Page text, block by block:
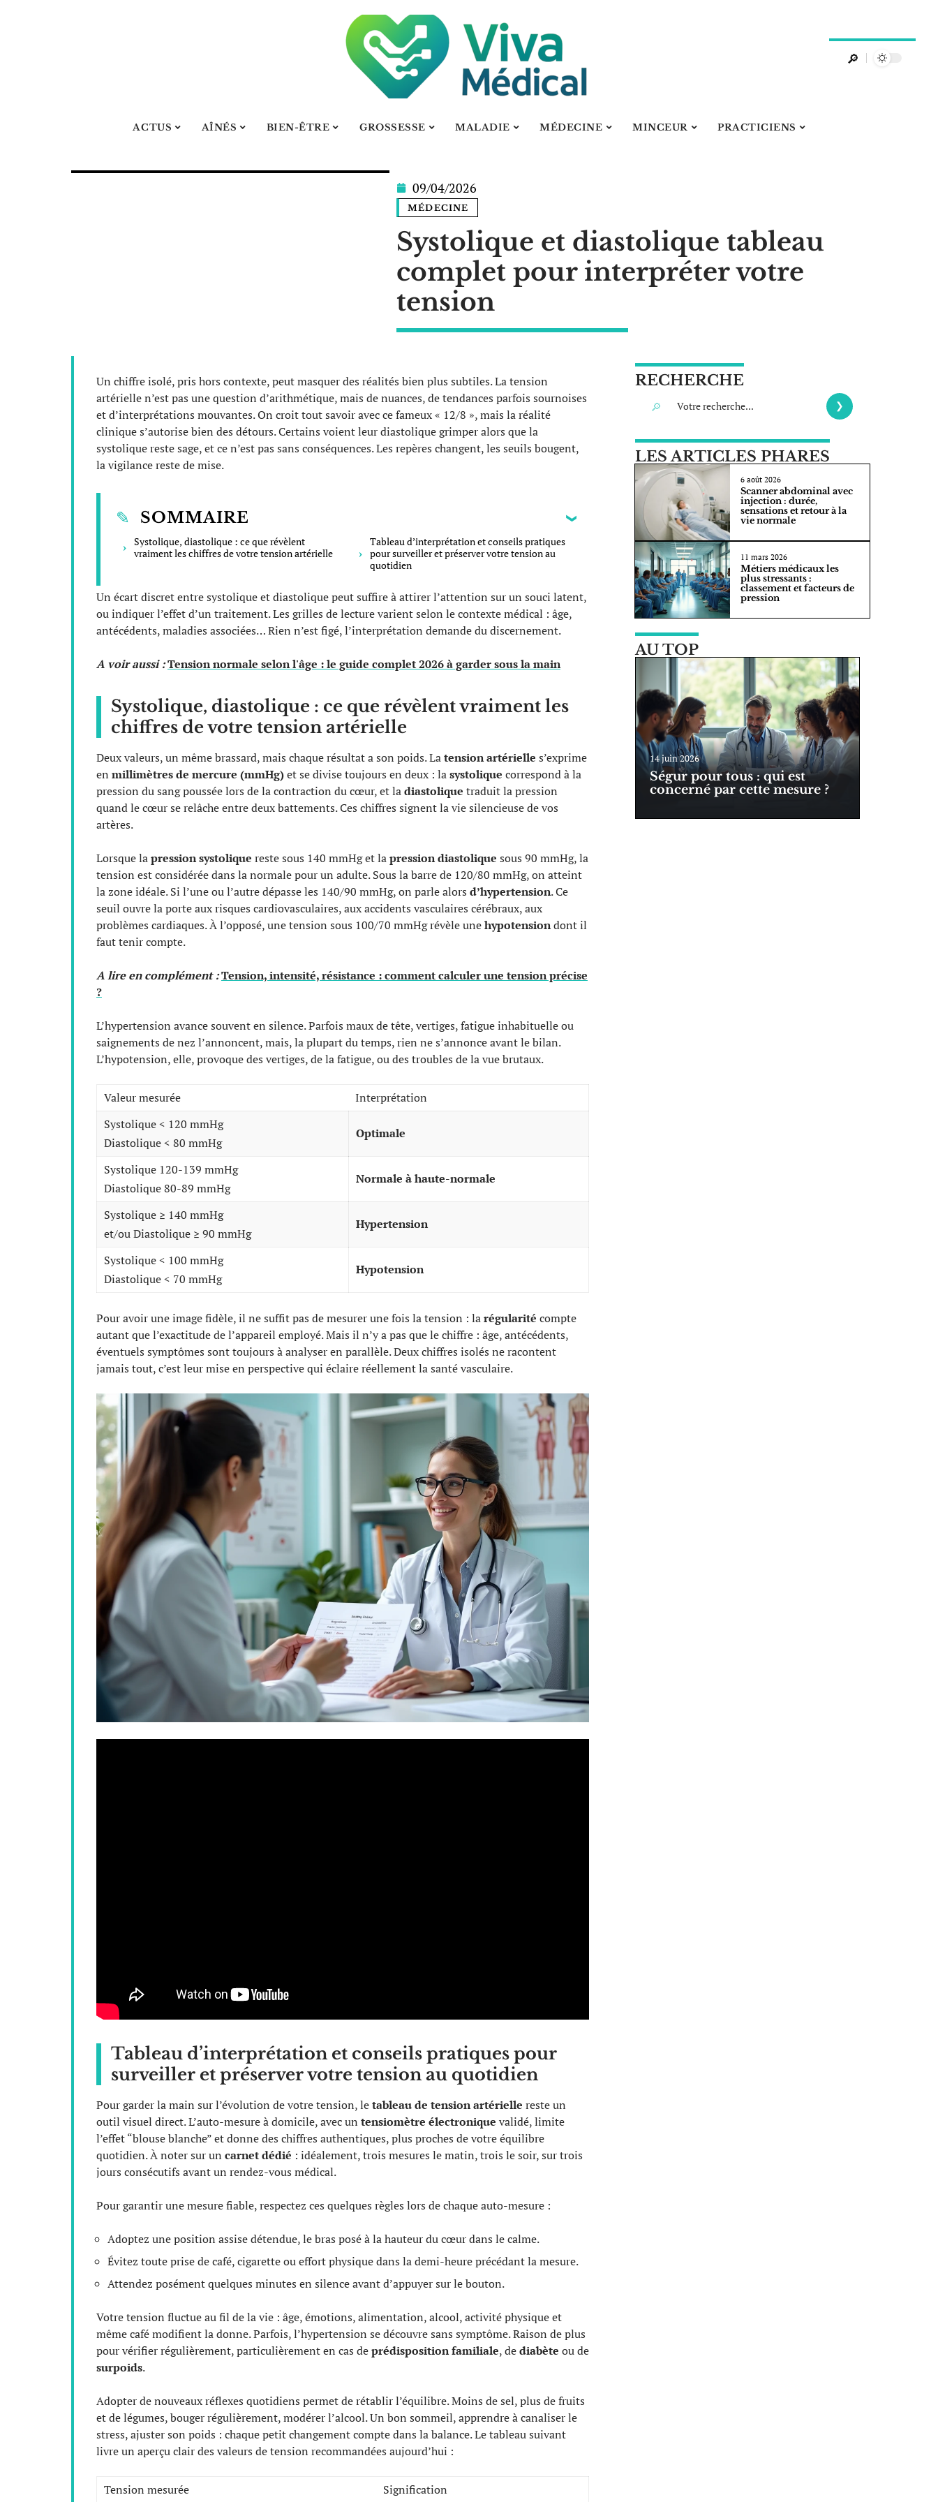
ACTUS AÎNÉS BIEN-ÊTRE GROSSESSE MALADIE MÉDECINE MINCEUR PRACTICIENS
09/04/2026
MÉDECINE
Systolique et diastolique tableau
complet pour interpréter votre
tension
Un chiffre isolé, pris hors contexte, peut masquer des réalités bien plus subtiles. La tension
artérielle n’est pas une question d’arithmétique, mais de nuances, de tendances parfois sournoises
et d’interprétations mouvantes. On croit tout savoir avec ce fameux « 12/8 », mais la réalité
clinique s’autorise bien des détours. Certains voient leur diastolique grimper alors que la
systolique reste sage, et ce n’est pas sans conséquences. Les repères changent, les seuils bougent,
la vigilance reste de mise.
SOMMAIRE
Systolique, diastolique : ce que révèlent
vraiment les chiffres de votre tension artérielle
Tableau d’interprétation et conseils pratiques
pour surveiller et préserver votre tension au
quotidien
Un écart discret entre systolique et diastolique peut suffire à attirer l’attention sur un souci latent,
ou indiquer l’effet d’un traitement. Les grilles de lecture varient selon le contexte médical : âge,
antécédents, maladies associées… Rien n’est figé, l’interprétation demande du discernement.
A voir aussi :Tension normale selon l'âge : le guide complet 2026 à garder sous la main
Systolique, diastolique : ce que révèlent vraiment les
chiffres de votre tension artérielle
Deux valeurs, un même brassard, mais chaque résultat a son poids. Latension artérielle s’exprime
en millimètres de mercure (mmHg)et se divise toujours en deux : lasystolique correspond à la
pression du sang poussée lors de la contraction du cœur, et ladiastolique traduit la pression
quand le cœur se relâche entre deux battements. Ces chiffres signent la vie silencieuse de vos
artères.
Lorsque lapression systolique reste sous 140 mmHg et lapression diastolique sous 90 mmHg, la
tension est considérée dans la normale pour un adulte. Sous la barre de 120/80 mmHg, on atteint
la zone idéale. Si l’une ou l’autre dépasse les 140/90 mmHg, on parle alors d’hypertension. Ce
seuil ouvre la porte aux risques cardiovasculaires, aux accidents vasculaires cérébraux, aux
problèmes cardiaques. À l’opposé, une tension sous 100/70 mmHg révèle unehypotensiondont il
faut tenir compte.
A lire en complément :Tension, intensité, résistance : comment calculer une tension précise
?
L’hypertension avance souvent en silence. Parfois maux de tête, vertiges, fatigue inhabituelle ou
saignements de nez l’annoncent, mais, la plupart du temps, rien ne s’annonce avant le bilan.
L’hypotension, elle, provoque des vertiges, de la fatigue, ou des troubles de la vue brutaux.
Valeur mesurée
Interprétation
Systolique < 120 mmHg
Diastolique < 80 mmHg
Optimale
Systolique 120-139 mmHg
Diastolique 80-89 mmHg
Normale à haute-normale
Systolique ≥ 140 mmHg
et/ou Diastolique ≥ 90 mmHg
Hypertension
Systolique < 100 mmHg
Diastolique < 70 mmHg
Hypotension
Pour avoir une image fidèle, il ne suffit pas de mesurer une fois la tension : larégularité compte
autant que l’exactitude de l’appareil employé. Mais il n’y a pas que le chiffre : âge, antécédents,
éventuels symptômes sont toujours à analyser en parallèle. Deux chiffres isolés ne racontent
jamais tout, c’est leur mise en perspective qui éclaire réellement la santé vasculaire.
Tableau d’interprétation et conseils pratiques pour
surveiller et préserver votre tension au quotidien
Pour garder la main sur l’évolution de votre tension, letableau de tension artérielle reste un
outil visuel direct. L’auto-mesure à domicile, avec un tensiomètre électronique validé, limite
l’effet “blouse blanche” et donne des chiffres authentiques, plus proches de votre équilibre
quotidien. À noter sur un carnet dédié : idéalement, trois mesures le matin, trois le soir, sur trois
jours consécutifs avant un rendez-vous médical.
Pour garantir une mesure fiable, respectez ces quelques règles lors de chaque auto-mesure :
Adoptez une position assise détendue, le bras posé à la hauteur du cœur dans le calme.
Évitez toute prise de café, cigarette ou effort physique dans la demi-heure précédant la mesure.
Attendez posément quelques minutes en silence avant d’appuyer sur le bouton.
Votre tension fluctue au fil de la vie : âge, émotions, alimentation, alcool, activité physique et
même café modifient la donne. Parfois, l’hypertension se découvre sans symptôme. Raison de plus
pour vérifier régulièrement, particulièrement en cas deprédisposition familiale, dediabète ou de
surpoids.
Adopter de nouveaux réflexes quotidiens permet de rétablir l’équilibre. Moins de sel, plus de fruits
et de légumes, bouger régulièrement, modérer l’alcool. Un bon sommeil, apprendre à canaliser le
stress, ajuster son poids : chaque petit changement compte dans la balance. Le tableau suivant
livre un aperçu clair des valeurs de tension recommandées aujourd’hui :
Tension mesurée Signification
RECHERCHE
LES ARTICLES PHARES
6 août 2026
Scanner abdominal avec
injection : durée,
sensations et retour à la
vie normale
11 mars 2026
Métiers médicaux les
plus stressants :
classement et facteurs de
pression
AU TOP
14 juin 2026
Ségur pour tous : qui est
concerné par cette mesure ?